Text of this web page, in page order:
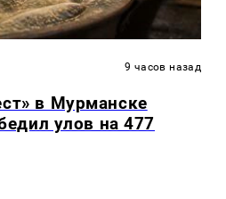
9 часов назад
в Мурманске
улов на 477